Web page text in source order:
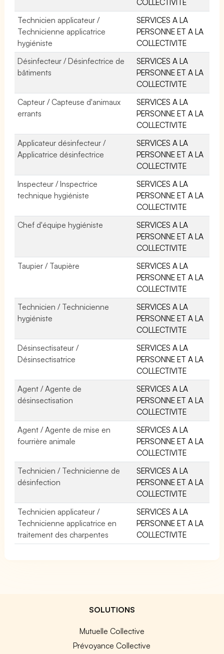
Technicien applicateur /
Technicienne applicatrice
hygiéniste
SERVICES A LA
PERSONNE ET A LA
COLLECTIVITE
Désinfecteur / Désinfectrice de
bâtiments
SERVICES A LA
PERSONNE ET A LA
COLLECTIVITE
Capteur / Capteuse d'animaux
errants
SERVICES A LA
PERSONNE ET A LA
COLLECTIVITE
Applicateur désinfecteur /
Applicatrice désinfectrice
SERVICES A LA
PERSONNE ET A LA
COLLECTIVITE
Inspecteur / Inspectrice
technique hygiéniste
SERVICES A LA
PERSONNE ET A LA
COLLECTIVITE
Chef d'équipe hygiéniste
SERVICES A LA
PERSONNE ET A LA
COLLECTIVITE
Taupier / Taupière
SERVICES A LA
PERSONNE ET A LA
COLLECTIVITE
Technicien / Technicienne
hygiéniste
SERVICES A LA
PERSONNE ET A LA
COLLECTIVITE
Désinsectisateur /
Désinsectisatrice
SERVICES A LA
PERSONNE ET A LA
COLLECTIVITE
Agent / Agente de
désinsectisation
SERVICES A LA
PERSONNE ET A LA
COLLECTIVITE
Agent / Agente de mise en
fourrière animale
SERVICES A LA
PERSONNE ET A LA
COLLECTIVITE
Technicien / Technicienne de
désinfection
SERVICES A LA
PERSONNE ET A LA
COLLECTIVITE
Technicien applicateur /
Technicienne applicatrice en
traitement des charpentes
SERVICES A LA
PERSONNE ET A LA
COLLECTIVITE
SOLUTIONS
Mutuelle Collective
Prévoyance Collective